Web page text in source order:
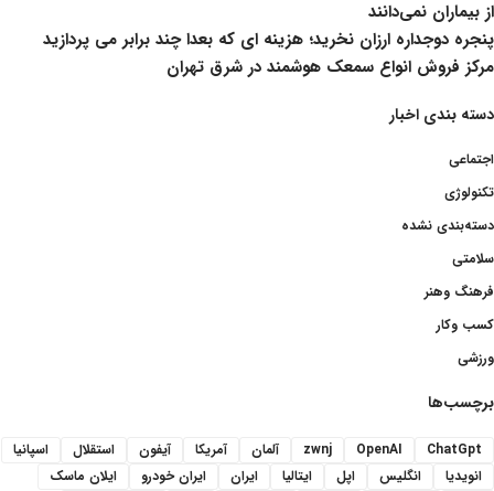
از بیماران نمی‌دانند
پنجره دوجداره ارزان نخرید؛ هزینه ای که بعدا چند برابر می پردازید
مرکز فروش انواع سمعک هوشمند در شرق تهران
دسته بندی اخبار
اجتماعی
تکنولوژی
دسته‌بندی نشده
سلامتی
فرهنگ وهنر
کسب وکار
ورزشی
برچسب‌ها
ChatGpt
OpenAI
zwnj آلمان آمریکا آیفون استقلال
اسپانیا
انویدیا
انگلیس اپل ایتالیا ایران ایران خودرو
ایلان ماسک